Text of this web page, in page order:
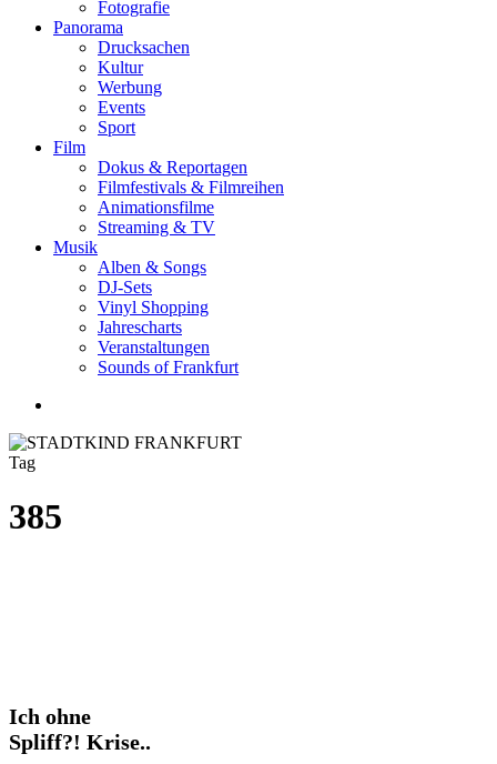
Fotografie
Panorama
Drucksachen
Kultur
Werbung
Events
Sport
Film
Dokus & Reportagen
Filmfestivals & Filmreihen
Animationsfilme
Streaming & TV
Musik
Alben & Songs
DJ-Sets
Vinyl Shopping
Jahrescharts
Veranstaltungen
Sounds of Frankfurt
Tag
385
Ich
ohne
Spliff?!
Ich ohne
Spliff?! Krise..